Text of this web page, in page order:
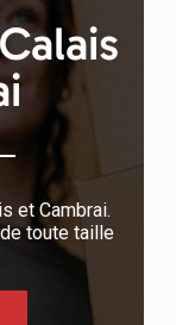
et Cambrai.
toute taille